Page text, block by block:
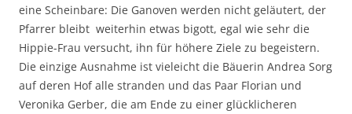
eine Scheinbare: Die Ganoven werden nicht geläutert, der
Pfarrer bleibt weiterhin etwas bigott, egal wie sehr die
Hippie-Frau versucht, ihn für höhere Ziele zu begeistern.
Die einzige Ausnahme ist vieleicht die Bäuerin Andrea Sorg
auf deren Hof alle stranden und das Paar Florian und
Veronika Gerber, die am Ende zu einer glücklicheren